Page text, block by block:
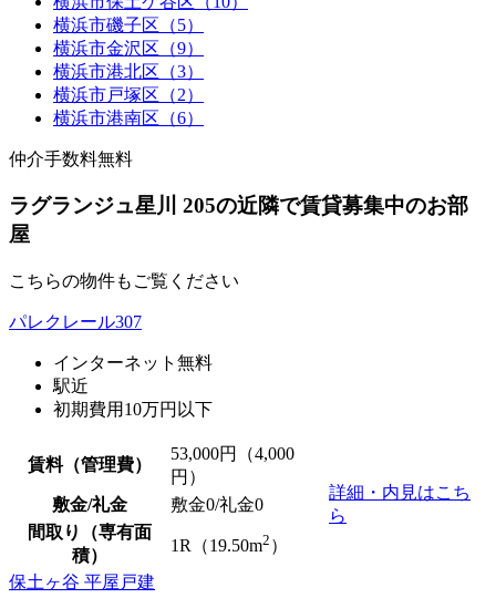
横浜市磯子区（5）
横浜市金沢区（9）
横浜市港北区（3）
横浜市戸塚区（2）
横浜市港南区（6）
仲介手数料無料
ラグランジュ星川 205の近隣で賃貸募集中のお部
屋
こちらの物件もご覧ください
パレクレール307
インターネット無料
駅近
初期費用10万円以下
賃料（管理費）
53,000円（4,000
円）
詳細・内見はこち
ら
敷金/礼金 敷金0/礼金0
間取り（専有面
積）
1R（19.50m2 ）
保土ヶ谷 平屋戸建